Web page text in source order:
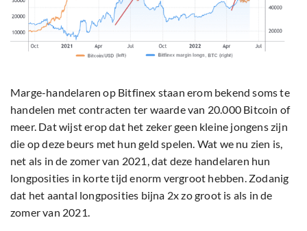
Marge-handelaren op Bitfinex staan erom bekend soms te
handelen met contracten ter waarde van 20.000 Bitcoin of
meer. Dat wijst erop dat het zeker geen kleine jongens zijn
die op deze beurs met hun geld spelen. Wat we nu zien is,
net als in de zomer van 2021, dat deze handelaren hun
longposities in korte tijd enorm vergroot hebben. Zodanig
dat het aantal longposities bijna 2x zo groot is als in de
zomer van 2021.